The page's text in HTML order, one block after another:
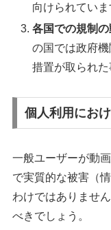
向けられていま
各国での規制の
の国では政府
措置が取られた
個人利用にお
一般ユーザーが動
で実質的な被害（
わけではありませ
べきでしょう。